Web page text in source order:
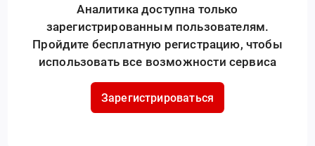
Аналитика доступна только
зарегистрированным пользователям.
Пройдите бесплатную регистрацию, чтобы
использовать все возможности сервиса
Зарегистрироваться